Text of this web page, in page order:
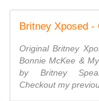
Original Britney
Bonnie McKee &
by Britney
Checkout my